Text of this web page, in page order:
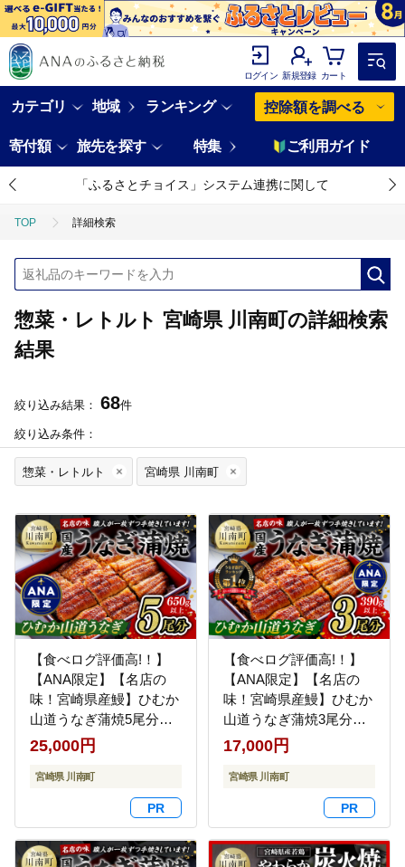
ログイン 新規登録 カート
カテゴリ 地域 ランキング 控除額を調べる
寄付額 旅先を探す 特集 ご利用ガイド
「ふるさとチョイス」システム連携に関して
TOP 詳細検索
惣菜・レトルト 宮崎県 川南町の詳細検索
結果
絞り込み結果： 68件
絞り込み条件：
惣菜・レトルト 宮崎県 川南町
【食べログ評価高!！】
【ANA限定】【名店の
味！宮崎県産鰻】ひむか
山道うなぎ蒲焼5尾分
(650g以上) 【 国産 うな
ぎ ウナギ 鰻】 [B08412]
25,000円
宮崎県 川南町
【食べログ評価高!！】
【ANA限定】【名店の
味！宮崎県産鰻】ひむか
山道うなぎ蒲焼3尾分
(390g以上) 【 国産 うな
ぎ ウナギ 鰻 】 [B08411]
17,000円
宮崎県 川南町